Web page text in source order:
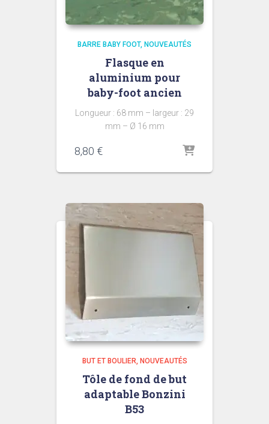
BARRE BABY FOOT NOUVEAUTÉS
Flasque en
aluminium pour
baby-foot ancien
Longueur : 68 mm – largeur : 29
mm – Ø 16 mm
8,80 €
BUT ET BOULIER NOUVEAUTÉS
Tôle de fond de but
adaptable Bonzini
B53